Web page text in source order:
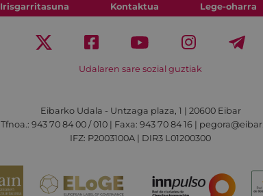
Irisgarritasuna Kontaktua Lege-oharra
Udalaren sare sozial guztiak
Eibarko Udala - Untzaga plaza, 1 | 20600 Eibar
Tfnoa.: 943 70 84 00 / 010 | Faxa: 943 70 84 16 |
IFZ: P2003100A | DIR3 L01200300